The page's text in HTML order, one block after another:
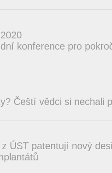
konference pro
Čeští vědci si nechali
ÚST patentují nový